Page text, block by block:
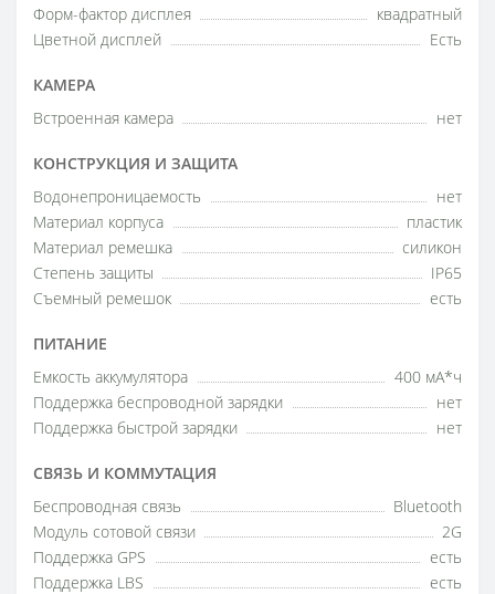
Форм-фактор дисплея
квадратный
Цветной дисплей
Есть
КАМЕРА
Встроенная камера нет
КОНСТРУКЦИЯ И ЗАЩИТА
Водонепроницаемость
нет
Материал корпуса
пластик
Материал ремешка
силикон
Степень защиты
IP65
Съемный ремешок
есть
ПИТАНИЕ
Емкость аккумулятора
400 мА*ч
Поддержка беспроводной зарядки
нет
Поддержка быстрой зарядки
нет
СВЯЗЬ И КОММУТАЦИЯ
Беспроводная связь
Bluetooth
Модуль сотовой связи
2G
Поддержка GPS
есть
Поддержка LBS
есть